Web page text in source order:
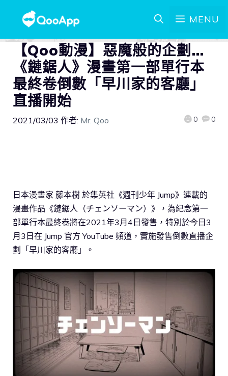
MENU
【Qoo動漫】惡魔般的企劃…
《鏈鋸人》漫畫第一部單行本
最終卷倒數「早川家的客廳」
直播開始
2021/03/03 作者: Mr. Qoo 0 0
日本漫畫家 藤本樹 於集英社《週刊少年 Jump》連載的
漫畫作品《鏈鋸人（チェンソーマン）》，為紀念第一
部單行本最終卷將在2021年3月4日發售，特別於今日3
月3日在 Jump 官方 YouTube 頻道，實施發售倒數直播企
劃「早川家的客廳」。